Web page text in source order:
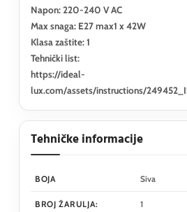
Napon: 220-240 V AC
Max snaga: E27 max1 x 42W
Klasa zaštite: 1
Tehnički list:
https://ideal-
lux.com/assets/instructions/
Tehničke informacije
BOJA Siva
BROJ ŽARULJA: 1